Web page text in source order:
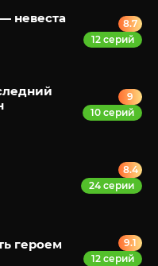
невеста
8.7
12 серий
9
10 серий
8.4
24 серии
героем
9.1
12 серий